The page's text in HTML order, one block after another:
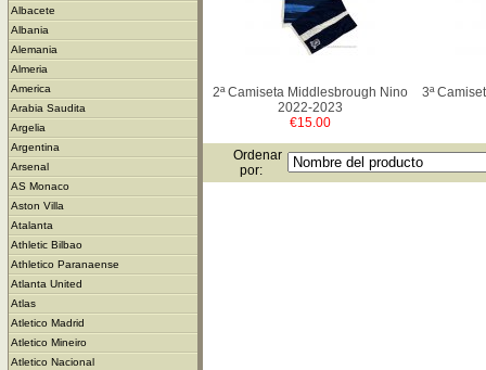
Albacete
Albania
Alemania
Almeria
America
Arabia Saudita
Argelia
Argentina
Arsenal
AS Monaco
Aston Villa
Atalanta
Athletic Bilbao
Athletico Paranaense
Atlanta United
Atlas
Atletico Madrid
Atletico Mineiro
Atletico Nacional
2ª Camiseta Middlesbrough Nino
2022-2023
€15.00
3ª
Ordenar
por: